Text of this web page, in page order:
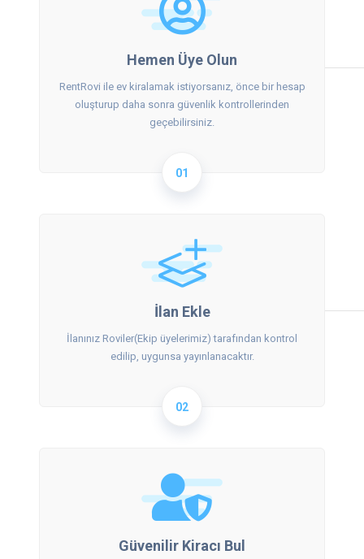
01
Hemen Üye Olun
RentRovi ile ev kiralamak istiyorsanız, önce bir hesap
oluşturup daha sonra güvenlik kontrollerinden
geçebilirsiniz.
02
İlan Ekle
İlanınız Roviler(Ekip üyelerimiz) tarafından kontrol
edilip, uygunsa yayınlanacaktır.
Güvenilir Kiracı Bul